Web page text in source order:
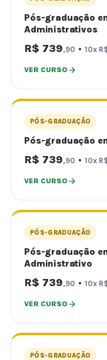
Pós-graduação
Administrativos
R$ 739,90 · 10x
VER CURSO
PÓS-GRADUAÇÃO
Pós-graduação
R$ 739,90 · 10x
VER CURSO
PÓS-GRADUAÇÃO
Pós-graduação
Administrativo
R$ 739,90 · 10x
VER CURSO
PÓS-GRADUAÇÃO